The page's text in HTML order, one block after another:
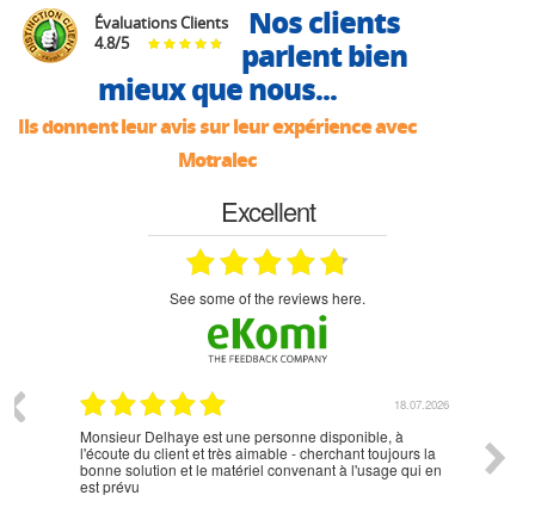
Évaluations Clients
4.8/5
Nos clients
parlent bien
mieux que nous...
Ils donnent leur avis sur leur expérience avec
Motralec
Excellent
see some of the reviews here.
18.07.2026
Monsieur Delhaye est une personne disponible, à
l'écoute du client et très aimable - cherchant toujours la
bonne solution et le matériel convenant à l'usage qui en
est prévu